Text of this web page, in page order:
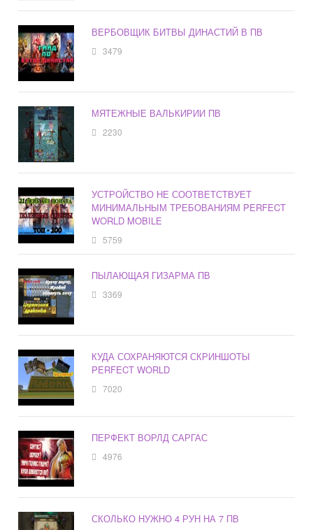
ВЕРБОВЩИК БИТВЫ ДИНАСТИЙ В ПВ
3479
МЯТЕЖНЫЕ ВАЛЬКИРИИ ПВ
2230
УСТРОЙСТВО НЕ СООТВЕТСТВУЕТ
МИНИМАЛЬНЫМ ТРЕБОВАНИЯМ PERFECT
WORLD MOBILE
5759
ПЫЛАЮЩАЯ ГИЗАРМА ПВ
3369
КУДА СОХРАНЯЮТСЯ СКРИНШОТЫ
PERFECT WORLD
7020
ПЕРФЕКТ ВОРЛД САРГАС
4976
СКОЛЬКО НУЖНО 4 РУН НА 7 ПВ